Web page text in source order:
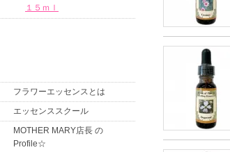
１５ｍｌ
フラワーエッセンスとは
エッセンススクール
MOTHER MARY店長 の
Profile☆